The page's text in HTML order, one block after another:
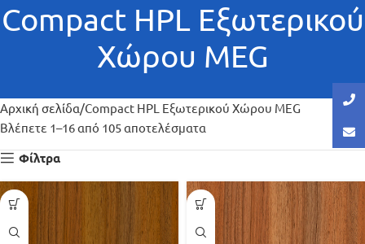
Compact HPL Εξωτερικού
Χώρου MEG
Αρχική σελίδα Compact HPL Εξωτερικού Χώρου MEG
Βλέπετε 1–16 από 105 αποτελέσματα
Φίλτρα